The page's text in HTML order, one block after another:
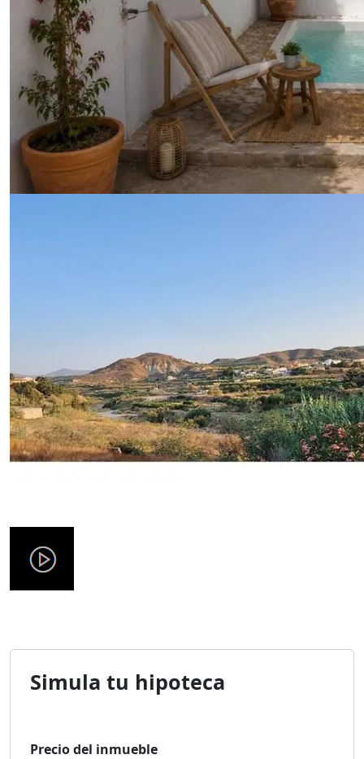
Simula tu hipoteca
Precio del inmueble